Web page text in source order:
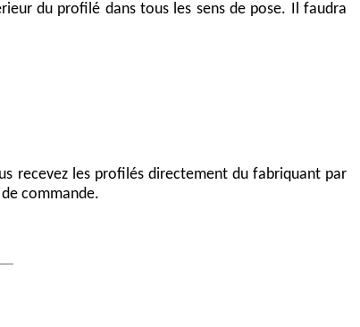
du profilé dans tous les sens de pose. Il faudra
recevez les profilés directement du fabriquant par
commande.